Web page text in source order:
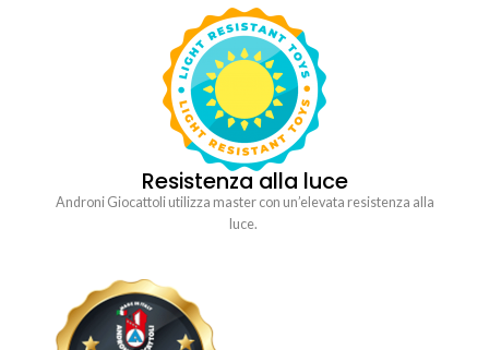
Resistenza alla luce
Androni Giocattoli utilizza master con un’elevata resistenza alla
luce.